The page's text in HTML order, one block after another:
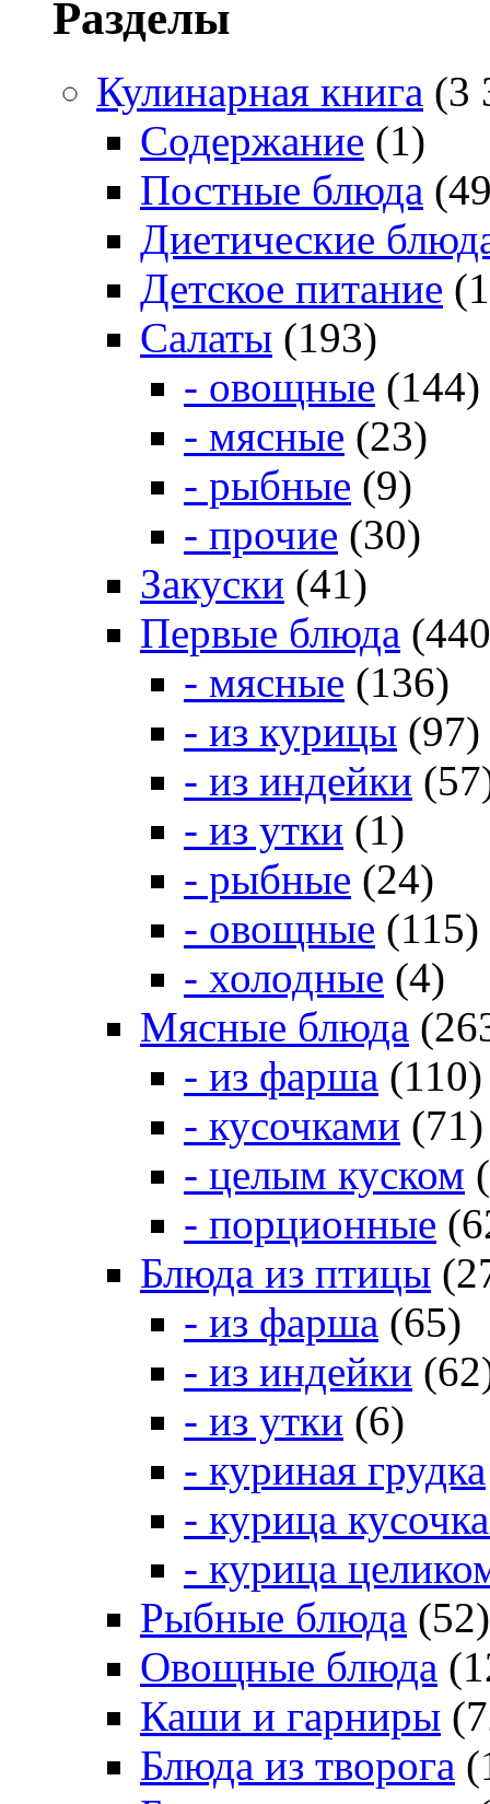
Разделы
Кулинарная книга (3
Содержание (1)
Постные блюда
Диетические
Детское питание
Салаты (193)
- овощные (144)
- мясные (23)
- рыбные (9)
- прочие (30)
Закуски (41)
Первые блюда
- мясные (136)
- из курицы (97)
- из индейки
- из утки (1)
- рыбные (24)
- овощные (115)
- холодные (4)
Мясные блюда
- из фарша (110)
- кусочками (71)
- целым куском
- порционные
Блюда из птицы
- из фарша (65)
- из индейки
- из утки (6)
- куриная грудка
- курица
- курица
Рыбные блюда (52)
Овощные блюда
Каши и гарниры
Блюда из творога